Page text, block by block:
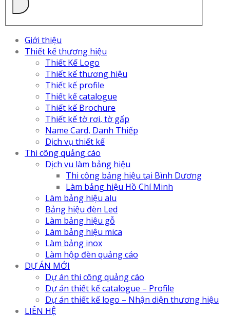
Giới thiệu
Thiết kế thương hiệu
Thiết Kế Logo
Thiết kế thương hiệu
Thiết kế profile
Thiết kế catalogue
Thiết kế Brochure
Thiết kế tờ rơi, tờ gấp
Name Card, Danh Thiếp
Dịch vụ thiết kế
Thi công quảng cáo
Dịch vu làm bảng hiệu
Thi công bảng hiệu tại Bình Dương
Làm bảng hiệu Hồ Chí Minh
Làm bảng hiệu alu
Bảng hiệu đèn Led
Làm bảng hiệu gỗ
Làm bảng hiệu mica
Làm bảng inox
Làm hộp đèn quảng cáo
DỰ ÁN MỚI
Dự án thi công quảng cáo
Dự án thiết kế catalogue – Profile
Dự án thiết kế logo – Nhận diện thương hiệu
LIÊN HỆ